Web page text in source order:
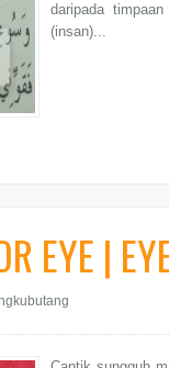
daripada
(insan)...
EYE |